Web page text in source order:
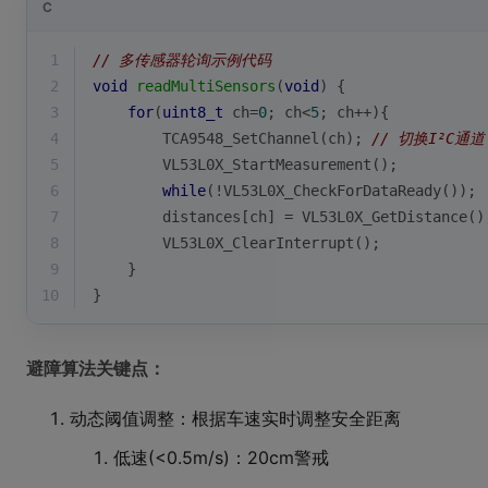
C
1
// 多传感器轮询示例代码
2
void readMultiSensors (void )
{
3
for(uint8_t ch=0; ch<5; ch++){
4
        TCA9548_SetChannel(ch);
// 切换I²C通道
5
        VL53L0X_StartMeasurement();
6
while(!VL53L0X_CheckForDataReady());
7
distances[ch] =
8
        VL53L0X_ClearInterrupt();
9
    }
10
}
避障算法关键点：
动态阈值调整：根据车速实时调整安全距离
低速(<0.5m/s)：20cm警戒